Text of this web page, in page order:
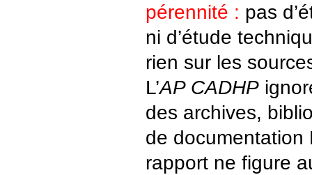
pérennité : pas
ni d’étude
rien sur les
L’AP CADHP
des archives,
de documentation
rapport ne figure